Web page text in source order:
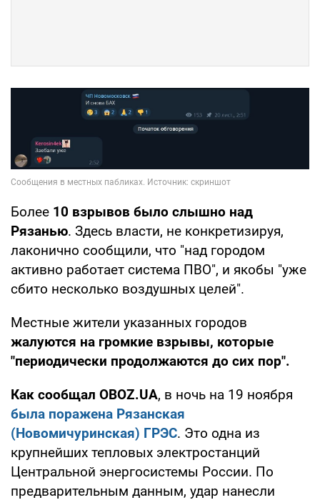
Более 10 взрывов было слышно над
Рязанью. Здесь власти, не конкретизируя,
лаконично сообщили, что "над городом
активно работает система ПВО", и якобы "уже
сбито несколько воздушных целей".
Местные жители указанных городов
жалуются на громкие взрывы, которые
"периодически продолжаются до сих пор".
Как сообщал OBOZ.UA, в ночь на 19 ноября
была поражена Рязанская
(Новомичуринская) ГРЭС. Это одна из
крупнейших тепловых электростанций
Центральной энергосистемы России. По
предварительным данным, удар нанесли